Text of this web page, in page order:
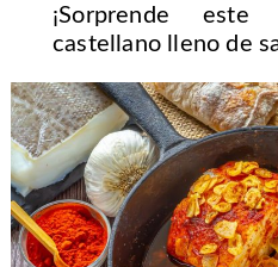
¡Sorprende este
castellano lleno de